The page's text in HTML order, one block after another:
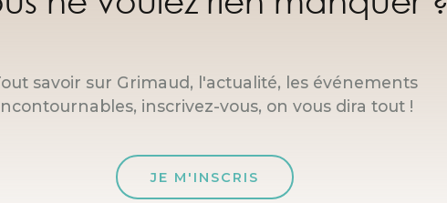
savoir sur Grimaud, l'actualité, les événements
inscrivez-vous, on vous dira tout !
JE M'INSCRIS